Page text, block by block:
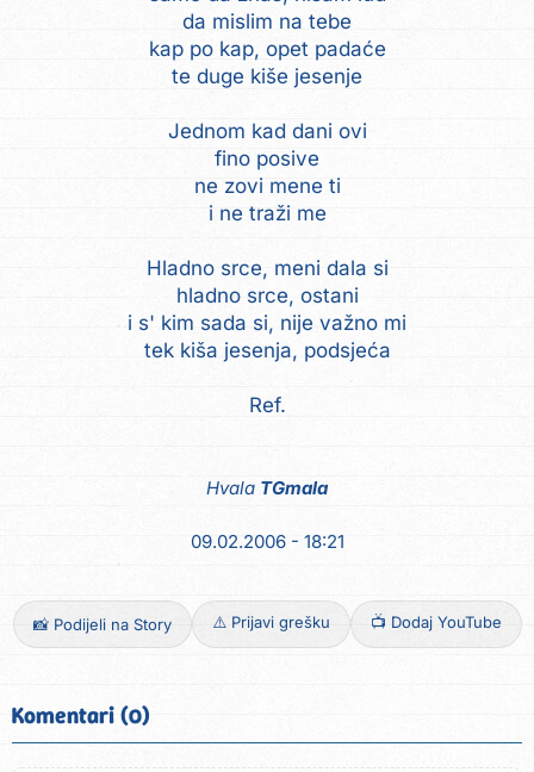
da mislim na tebe
kap po kap, opet padaće
te duge kiše jesenje
Jednom kad dani ovi
fino posive
ne zovi mene ti
i ne traži me
Hladno srce, meni dala si
hladno srce, ostani
i s' kim sada si, nije važno mi
tek kiša jesenja, podsjeća
Ref.
Hvala TGmala
09.02.2006 - 18:21
📸 Podijeli na Story ⚠️ Prijavi grešku 📺 Dodaj YouTube
Komentari (0)